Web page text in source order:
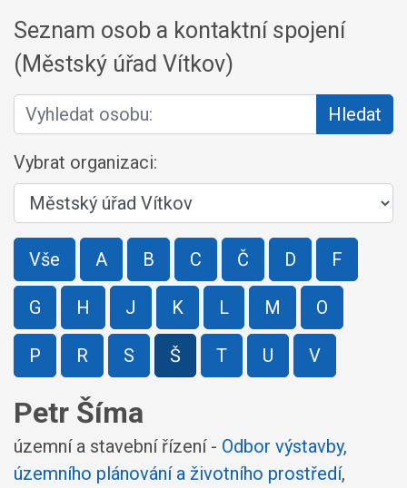
Seznam osob a kontaktní spojení
(Městský úřad Vítkov)
Vyhledat osobu: Hledat
Vybrat organizaci:
Vše A B C Č D F
G H J K L M O
P R S Š T U V
Petr Šíma
územní a stavební řízení - Odbor výstavby,
územního plánování a životního prostředí,